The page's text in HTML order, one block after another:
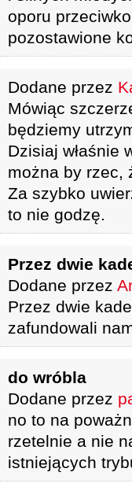
oporu
pozostawione
Dodane przez
Mówiąc
będziemy
Dzisiaj właśnie
można by rzec,
Za szybko
to nie godzę.
Przez dwie
Dodane przez
Przez dwie
zafundowali
do wróbla
Dodane przez
no to na
rzetelnie a nie
istniejących